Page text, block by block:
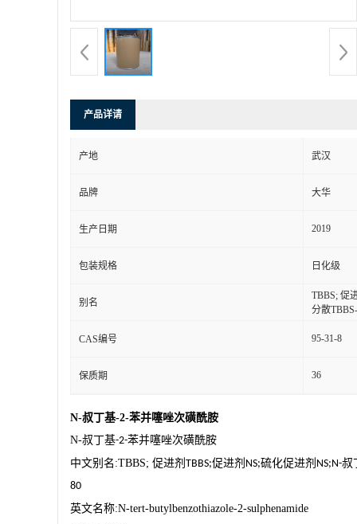
产品详请
产地 武汉
品牌 大华
生产日期 2019
包装规格 日化级
别名
TBBS; 促
分散
CAS编号 95-31-8
保质期 36
N-叔丁基-2-苯并噻唑次磺酰胺
N-叔丁基-2-苯并噻唑次磺酰胺
中文别名 :TBBS; 促进剂 TBBS;促进剂 NS;硫化促进剂 NS;N-叔
80
英文名称:N-tert-butylbenzothiazole-2-sulphenamide